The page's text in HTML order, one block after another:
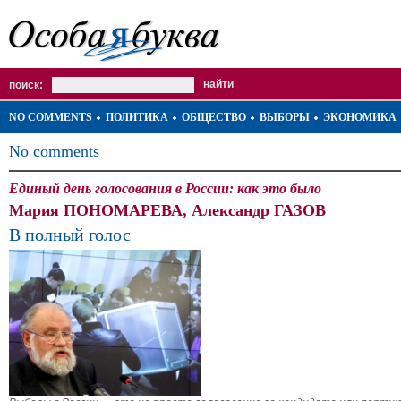
поиск:
NO COMMENTS ПОЛИТИКА ОБЩЕСТВО ВЫБОРЫ ЭКОНОМИКА
No comments
Единый день голосования в России: как это было
Мария ПОНОМАРЕВА, Александр ГАЗОВ
В полный голос